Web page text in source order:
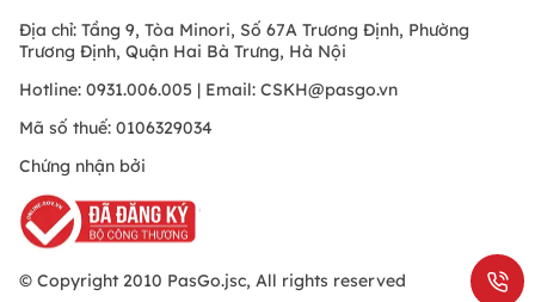
Địa chỉ: Tầng 9, Tòa Minori, Số 67A Trương Định, Phường
Trương Định, Quận Hai Bà Trưng, Hà Nội
Hotline: 0931.006.005 | Email: CSKH@pasgo.vn
Mã số thuế: 0106329034
Chứng nhận bởi
© Copyright 2010 PasGo.jsc, All rights reserved